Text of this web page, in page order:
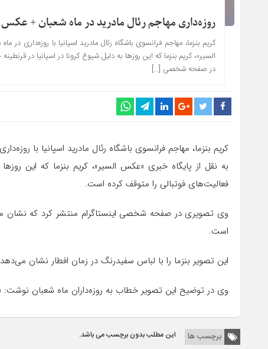
روزه‌داری مهاجم رئال مادرید در ماه شعبان + عکس
کریم بنزما، مهاجم فرانسوی باشگاه رئال مادرید اسپانیا با
السیر»، کریم بنزما که این روزها به دلیل شیوع کرونا در اسپانیا در
در صفحه شخصی […]
کریم بنزما، مهاجم فرانسوی باشگاه رئال مادرید اسپانیا با
به نقل از پایگاه خبری «عکس السیر»، کریم بنزما که این
فعالیت‌های فوتبالی را متوقف کرده است.
است.
این تصویر بنزما را با لباس سفیدرنگ در زمان افطار نشان
وی در توضیح این تصویر خطاب به روزه‌داران ماه شعبان نوشت:
برچسب ها این مطلب بدون برچسب می باشد.